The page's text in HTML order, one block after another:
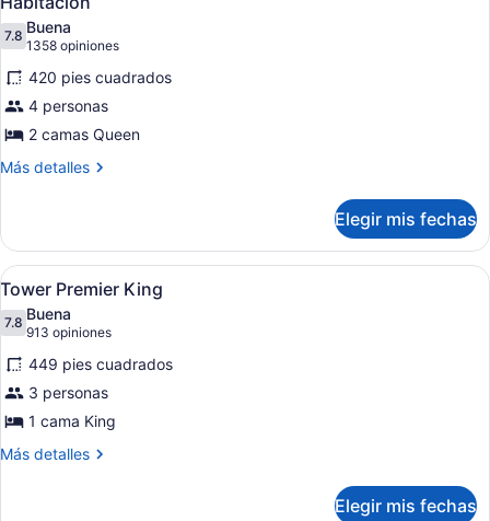
todas
las
fotos
de
Habitación
7.87.8 de 10
Buena
1358 opiniones
(1358
opiniones)
420 pies cuadrados
4 personas
2 camas Queen
Más detalles
Más
Elegir mis fechas
Abrir
todas
las
fotos
de
Tower
Premier
King
Habitación de hotel con una
5
Tower Premier King
7.87.8 de 10
Buena
913 opiniones
(913
opiniones)
449 pies cuadrados
3 personas
1 cama King
Más detalles
Más
Elegir mis fechas